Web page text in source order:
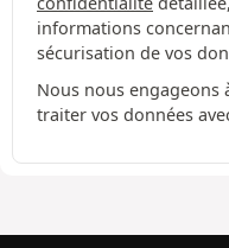
informations
sécurisation de vos
Nous nous engageons
traiter vos données